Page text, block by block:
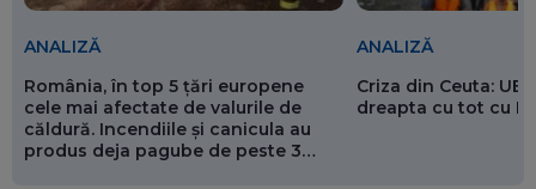
ANALIZĂ
România, în top 5 țări europene
cele mai afectate de valurile de
căldură. Incendiile și canicula au
produs deja pagube de peste 3
ANALIZĂ
Criza din Ceuta: UE
dreapta cu tot cu